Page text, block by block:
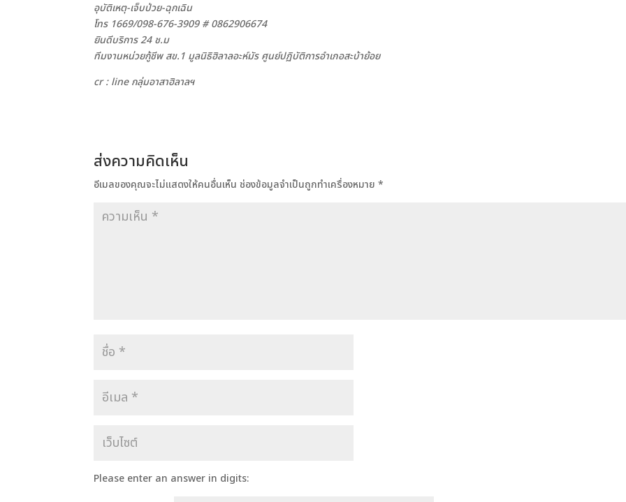
อุบัติเหตุ-เจ็บป่วย-ฉุกเฉิน
โทร 1669/098-676-3909# 0862906674
ยินดีบริการ 24 ช.ม
ทีมงานหน่วยกู้ชีพ สข.1 มูลนิธิฮิลาลอะห์มัร ศูนย์ปฏิบัติการอำเภอสะบ้าย้อย
cr : line กลุ่มอาสาฮิลาลฯ
ส่งความคิดเห็น
อีเมลของคุณจะไม่แสดงให้คนอื่นเห็น ช่องข้อมูลจำเป็นถูกทำเครื่องหมาย*
Please enter an answer in digits: